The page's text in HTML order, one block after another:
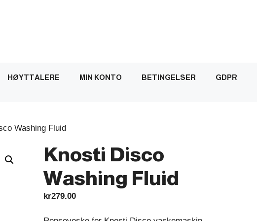
HØYTTALERE MIN KONTO BETINGELSER GDPR
Washing Fluid
Knosti Disco
Washing Fluid
kr279.00